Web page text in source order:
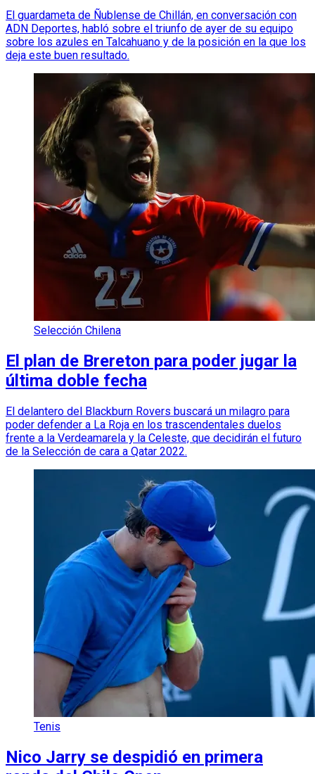
El guardameta de Ñublense de Chillán, en conversación con
ADN Deportes, habló sobre el triunfo de ayer de su equipo
sobre los azules en Talcahuano y de la posición en la que los
deja este buen resultado.
Selección Chilena
El plan de Brereton para poder jugar la
última doble fecha
El delantero del Blackburn Rovers buscará un milagro para
poder defender a La Roja en los trascendentales duelos
frente a la Verdeamarela y la Celeste, que decidirán el futuro
de la Selección de cara a Qatar 2022.
Tenis
Nico Jarry se despidió en primera